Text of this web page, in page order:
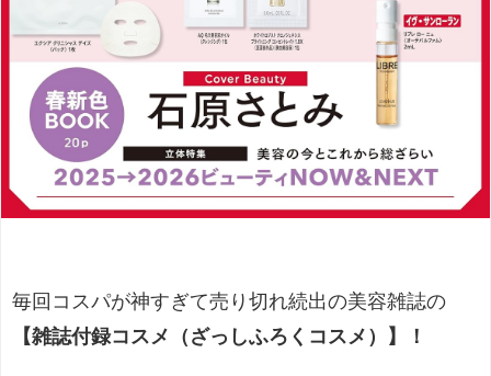
毎回コスパが神すぎて売り切れ続出の美容雑誌の
【雑誌付録コスメ（ざっしふろくコスメ）】！